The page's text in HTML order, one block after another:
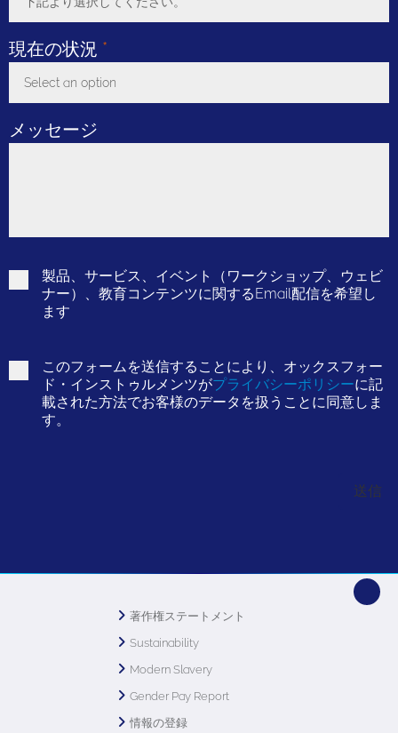
Toggle Dropdown
現在の状況 *
Select an option
Toggle Dropdown
メッセージ
製品、サービス、イベント（ワークショップ、ウェビ
ナー）、教育コンテンツに関するEmail配信を希望し
ます
このフォームを送信することにより、オックスフォー
ド・インストゥルメンツがプライバシーポリシーに記
載された方法でお客様のデータを扱うことに同意しま
す。
著作権ステートメント
Sustainability
Modern Slavery
Gender Pay Report
情報の登録